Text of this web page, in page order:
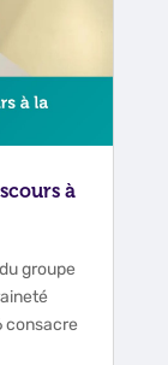
à
groupe
consacre